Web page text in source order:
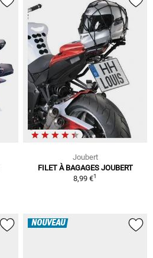
Joubert
FILET À BAGAGES JOUBERT
8,99 €1
NOUVEAU